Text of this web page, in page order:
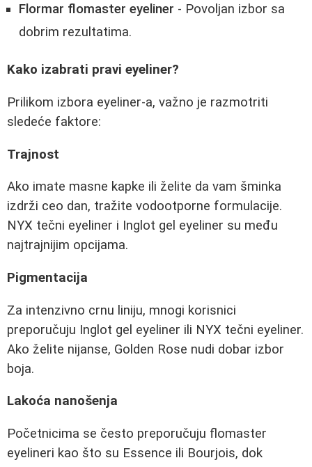
Flormar flomaster eyeliner - Povoljan izbor sa
dobrim rezultatima.
Kako izabrati pravi eyeliner?
Prilikom izbora eyeliner-a, važno je razmotriti
sledeće faktore:
Trajnost
Ako imate masne kapke ili želite da vam šminka
izdrži ceo dan, tražite vodootporne formulacije.
NYX tečni eyeliner i Inglot gel eyeliner su među
najtrajnijim opcijama.
Pigmentacija
Za intenzivno crnu liniju, mnogi korisnici
preporučuju Inglot gel eyeliner ili NYX tečni eyeliner.
Ako želite nijanse, Golden Rose nudi dobar izbor
boja.
Lakoća nanošenja
Početnicima se često preporučuju flomaster
eyelineri kao što su Essence ili Bourjois, dok